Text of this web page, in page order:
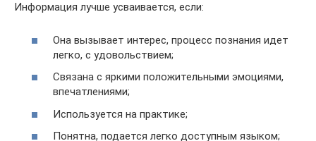
Информация лучше усваивается, если:
Она вызывает интерес, процесс познания идет
легко, с удовольствием;
Связана с яркими положительными эмоциями,
впечатлениями;
Используется на практике;
Понятна, подается легко доступным языком;